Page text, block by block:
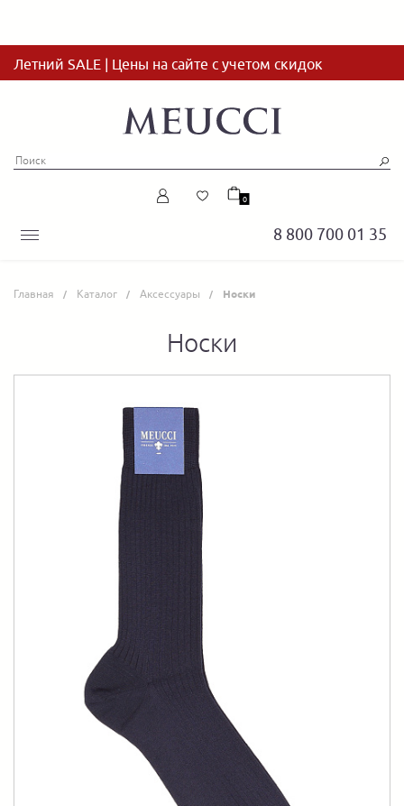
Летний SALE | Цены на сайте с учетом скидок
8 800 700 01 35
0
Главная Каталог Аксессуары Носки
Носки